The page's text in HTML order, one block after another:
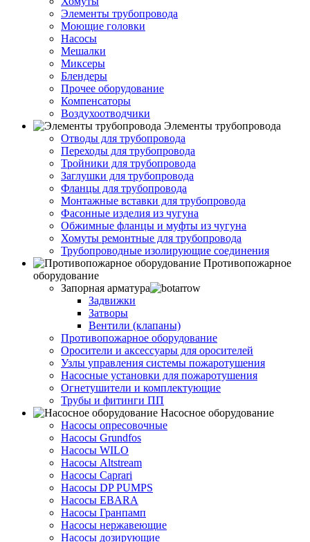
Элементы трубопровода
Моющие головки
Насосы
Мешалки
Миксеры
Блендеры
Прочее оборудование
Компенсаторы
Воздухоотводчики
Элементы трубопровода
Отводы для трубопровода
Переходы для трубопровода
Тройники для трубопровода
Заглушки для трубопровода
Фланцы для трубопровода
Монтажные вставки для трубопровода
Фасонные изделия из чугуна
Обжимные фланцы и муфты из чугуна
Хомуты ремонтные для трубопровода
Трубопроводные изолирующие соединения
Противопожарное
оборудование
Запорная арматура
Задвижки
Затворы
Вентили (клапаны)
Противопожарное оборудование
Оросители и аксессуары для оросителей
Узлы управления системы пожаротушения
Насосные установки для пожаротушения
Огнетушители и комплектующие
Трубы и фитинги ПП
Насосное оборудование
Насосы опресовочные
Насосы Grundfos
Насосы WILO
Насосы Altstream
Насосы Caprari
Насосы DP PUMPS
Насосы EBARA
Насосы Гранпамп
Насосы нержавеющие
Насосы дозирующие